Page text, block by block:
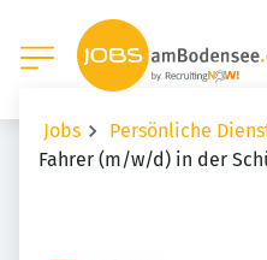
Jobs
Persönliche
Fahrer (m/w/d) in der